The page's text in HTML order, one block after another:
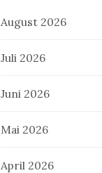
August 2026
Juli 2026
Juni 2026
Mai 2026
April 2026